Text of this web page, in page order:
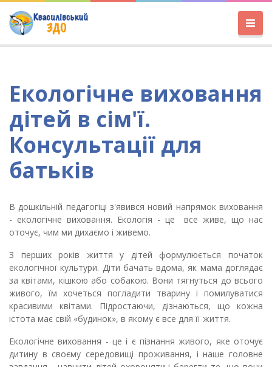
Екологічне виховання
дітей в сім'ї.
Консультації для
батьків
В дошкільній педагогіці з'явився новий напрямок виховання
- екологічне виховання. Екологія - цевсе живе, що нас
оточує, чим ми дихаємо і живемо.
З перших років життя у дітей формулюється початок
екологічної культури. Діти бачать вдома, як мама доглядає
за квітами, кішкою або собакою. Вони тягнуться до всього
живого, їм хочеться погладити тварину і помилуватися
красивими квітами.
Підростаючи, дізнаються, що кожна
істота має свій «будинок», в якому є все для її життя.
Екологічне виховання - це і є пізнання живого, яке оточує
дитину в своєму середовищі проживання, і наше головне